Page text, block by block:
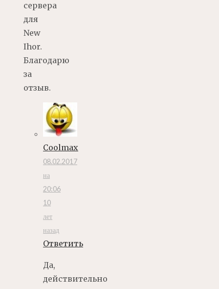
сервера
для
New
Ihor.
Благодарю
за
отзыв.
Coolmax
08.02.2017
на
20:06
10
лет
назад
Ответить
Да,
действительно